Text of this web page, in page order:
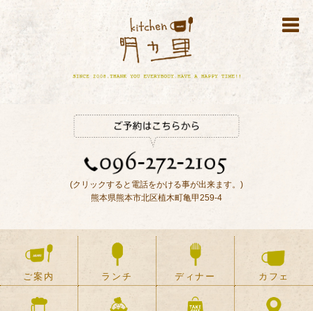
(クリックすると電話をかける事が出来ます。)
熊本県熊本市北区植木町亀甲259-4
ご案内 ランチ ディナー カフェ